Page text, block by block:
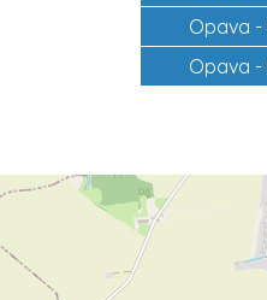
Opava -
Opava -